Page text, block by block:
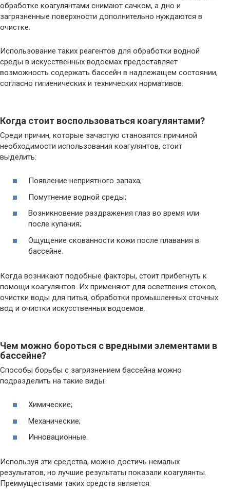
обработке коагулянтами снимают сачком, а дно и
загрязненные поверхности дополнительно нуждаются в
очистке.
Использование таких реагентов для обработки водной
среды в искусственных водоемах предоставляет
возможность содержать бассейн в надлежащем состоянии,
согласно гигиенических и технических нормативов.
Когда стоит воспользоваться коагулянтами?
Среди причин, которые зачастую становятся причиной
необходимости использования коагулянтов, стоит
выделить:
Появление неприятного запаха;
Помутнение водной среды;
Возникновение раздражения глаз во время или
после купания;
Ощущение скованности кожи после плавания в
бассейне.
Когда возникают подобные факторы, стоит прибегнуть к
помощи коагулянтов. Их применяют для осветления стоков,
очистки воды для питья, обработки промышленных сточных
вод и очистки искусственных водоемов.
Чем можно бороться с вредными элементами в
бассейне?
Способы борьбы с загрязнением бассейна можно
подразделить на такие виды:
Химические;
Механические;
Инновационные.
Используя эти средства, можно достичь немалых
результатов, но лучшие результаты показали коагулянты.
Преимуществами таких средств является: